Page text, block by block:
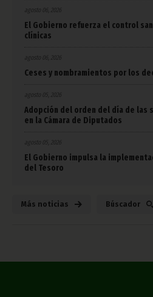
agosto 06, 2026
El Gobierno refuerza el control
clínicas
agosto 06, 2026
Ceses y nombramientos por los
agosto 05, 2026
Adopción del orden del día de las
en la Cámara de Diputados
agosto 05, 2026
El Gobierno impulsa la
del Tesoro
Más noticias Búscador